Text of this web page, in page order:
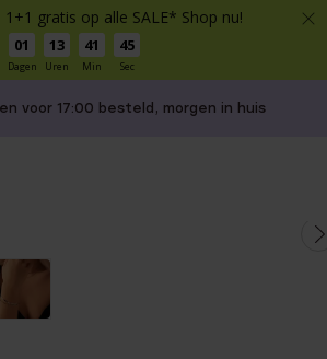
1+1 gratis op alle SALE* Shop nu!
01
Dagen
13
Uren
41
Min
44
Sec
voor 17:00 besteld, morgen in huis